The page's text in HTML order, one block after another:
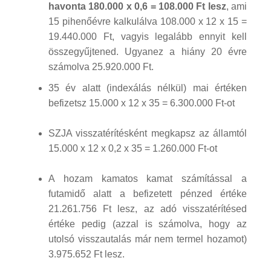
havonta 180.000 x 0,6 = 108.000 Ft lesz, ami
15 pihenőévre kalkulálva 108.000 x 12 x 15 =
19.440.000 Ft, vagyis legalább ennyit kell
összegyűjtened. Ugyanez a hiány 20 évre
számolva 25.920.000 Ft.
35 év alatt (indexálás nélkül) mai értéken
befizetsz 15.000 x 12 x 35 = 6.300.000 Ft-ot
SZJA visszatérítésként megkapsz az államtól
15.000 x 12 x 0,2 x 35 = 1.260.000 Ft-ot
A hozam kamatos kamat számítással a
futamidő alatt a befizetett pénzed értéke
21.261.756 Ft lesz, az adó visszatérítésed
értéke pedig (azzal is számolva, hogy az
utolsó visszautalás már nem termel hozamot)
3.975.652 Ft lesz.